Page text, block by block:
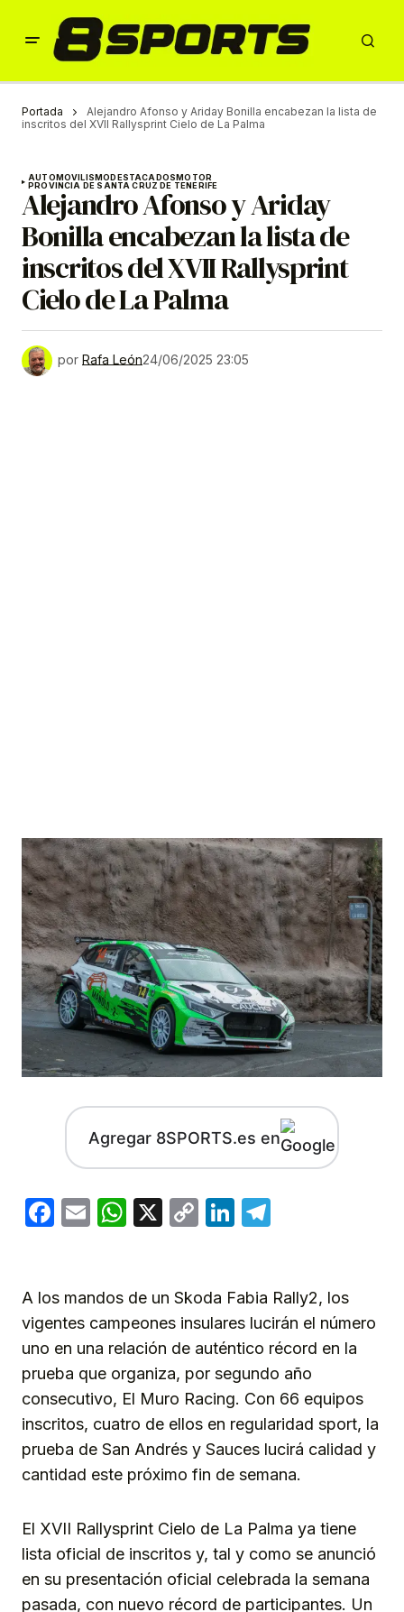
Portada
Alejandro Afonso y Ariday Bonilla encabezan la lista de
inscritos del XVII Rallysprint Cielo de La Palma
AUTOMOVILISMODESTACADOSMOTOR
PROVINCIA DE SANTA CRUZ DE TENERIFE
Alejandro Afonso y Ariday
Bonilla encabezan la lista de
inscritos del XVII Rallysprint
Cielo de La Palma
por Rafa León24/06/2025 23:05
Agregar 8SPORTS.es en
Facebook
EmailWhatsApp
X
CopyLinkedIn
A los mandos de un Skoda Fabia Rally2, los
vigentes campeones insulares lucirán el número
uno en una relación de auténtico récord en la
prueba que organiza, por segundo año
consecutivo, El Muro Racing. Con 66 equipos
inscritos, cuatro de ellos en regularidad sport, la
prueba de San Andrés y Sauces lucirá calidad y
cantidad este próximo fin de semana.
El XVII Rallysprint Cielo de La Palma ya tiene
lista oficial de inscritos y, tal y como se anunció
en su presentación oficial celebrada la semana
pasada, con nuevo récord de participantes. Un